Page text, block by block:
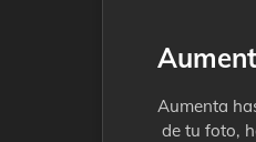
Aumenta
de tu foto,